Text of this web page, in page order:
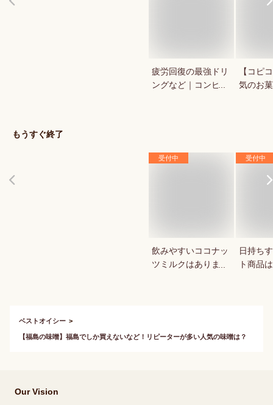
疲労回復の最強ドリ
ングなど｜コンビ
【コピ
気のお
もうすぐ終了
受付中
飲みやすいココナッ
ツミルクはあります
受付中
日持ち
ト商品
ベストオイシー
【福島の味噌】福島でしか買えないなど！リピーターが多い人気の味噌は？
Our Vision